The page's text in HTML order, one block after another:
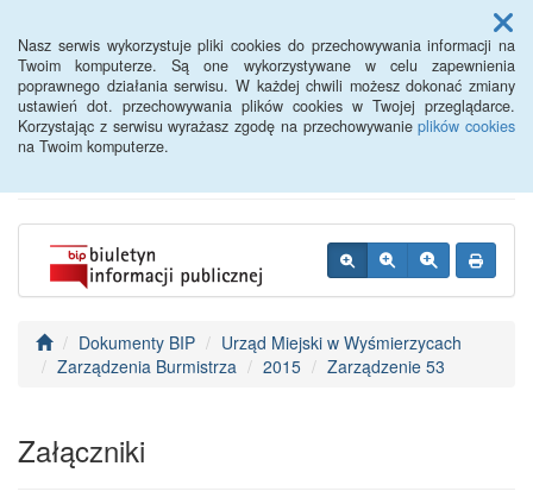
Nasz serwis wykorzystuje pliki cookies do przechowywania informacji na
Twoim komputerze. Są one wykorzystywane w celu zapewnienia
poprawnego działania serwisu. W każdej chwili możesz dokonać zmiany
ustawień dot. przechowywania plików cookies w Twojej przeglądarce.
Korzystając z serwisu wyrażasz zgodę na przechowywanieplików cookies
na Twoim komputerze.
Menu
BIP - Urząd Miejski
Wyśmierzyce
Dokumenty BIP
Urząd Miejski w Wyśmierzycach
Zarządzenia Burmistrza
2015 Zarządzenie 53
Załączniki